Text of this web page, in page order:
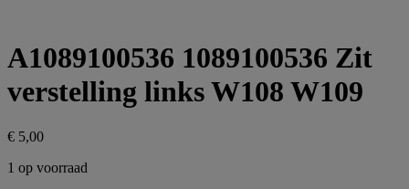
A1089100536 1089100536 Zit
verstelling links W108 W109
€ 5,00
1 op voorraad